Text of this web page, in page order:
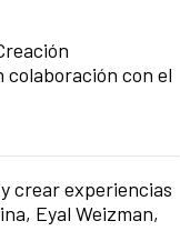
colaboración con el
crear experiencias
Eyal Weizman,